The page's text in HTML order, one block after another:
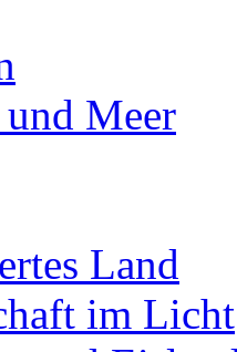
Meer
Land
im Licht